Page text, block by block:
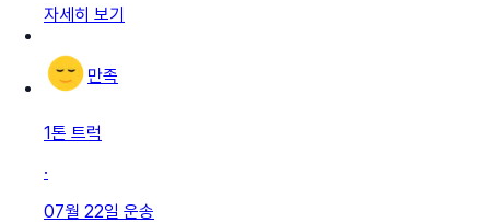
자세히 보기
만족
1톤 트럭
·
07월 22일 운송